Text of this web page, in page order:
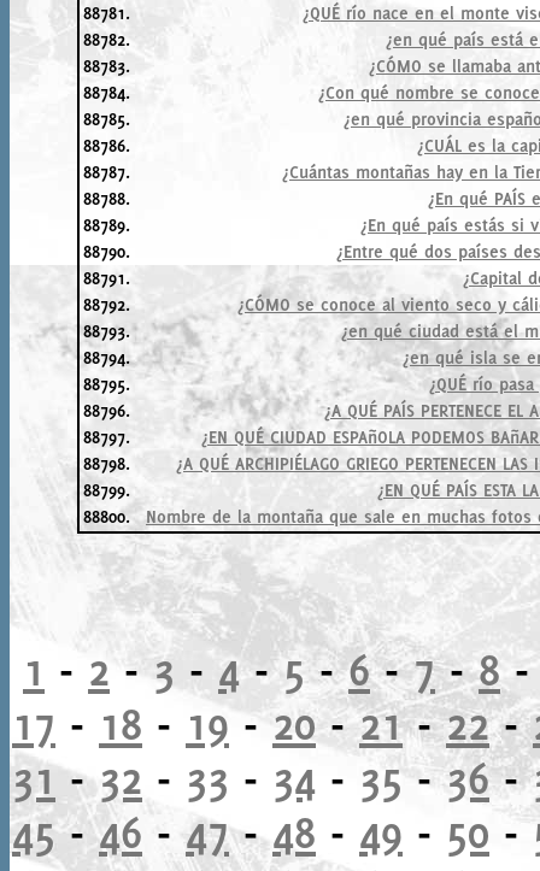
88781.
¿QUÉ río nace en el monte
88782.
¿en qué país está
88783.
¿CÓMO se llamaba
88784.
¿Con qué nombre se
88785.
¿en qué provincia
88786.
¿CUÁL es la
88787.
¿Cuántas montañas hay en la
88788.
¿En qué PAÍS
88789.
¿En qué país estás si
88790.
¿Entre qué dos países
88791.
¿Capital
88792.
¿CÓMO se conoce al viento seco y
88793.
¿en qué ciudad está el
88794.
¿en qué isla se
88795.
¿QUÉ río
88796.
¿A QUÉ PAÍS PERTENECE EL
88797.
¿EN QUÉ CIUDAD ESPAñOLA PODEMOS
88798.
¿A QUÉ ARCHIPIÉLAGO GRIEGO PERTENECEN
88799.
¿EN QUÉ PAÍS ESTA
88800.
Nombre de la montaña que sale en muchas
1 - 2-3 - 4-5-6-7-8
17 - 18 - 19-20-21-22-
31-32 - 33 - 34 - 35-36-
45-46-47-48 - 49 - 50 -